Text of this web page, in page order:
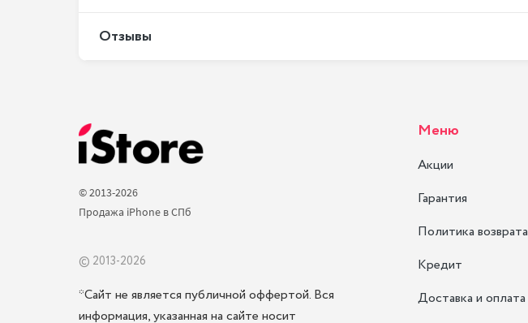
Отзывы
© 2013-2026
Продажа iPhone в СПб
© 2013-2026
*Сайт не является публичной оффертой. Вся
информация, указанная на сайте носит
Меню
Акции
Гарантия
Политика возврата
Кредит
Доставка и оплата